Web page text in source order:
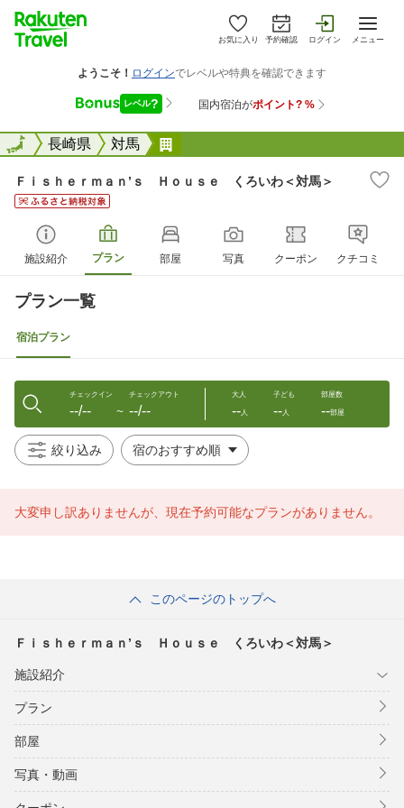
お気に入り 予約確認 ログイン メニュー
全国長崎県 対馬
全国
Ｆｉｓｈｅｒｍａｎ’ｓ Ｈｏｕｓｅ くろいわ＜対馬＞
施設紹介 プラン 部屋 写真 クーポン クチコミ
プラン一覧
宿泊プラン
チェックイン
--/-- 〜
チェックアウト
--/--
大人
--人
子ども
--人
部屋数
--部屋
絞り込み
大変申し訳ありませんが、現在予約可能なプランがありません。
このページのトップへ
Ｆｉｓｈｅｒｍａｎ’ｓ Ｈｏｕｓｅ くろいわ＜対馬＞
施設紹介
プラン
部屋
写真・動画